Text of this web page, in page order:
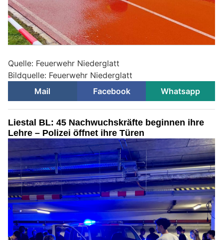
Quelle: Feuerwehr Niederglatt
Bildquelle: Feuerwehr Niederglatt
Mail
Facebook Whatsapp
Liestal BL: 45 Nachwuchskräfte beginnen ihre
Lehre – Polizei öffnet ihre Türen